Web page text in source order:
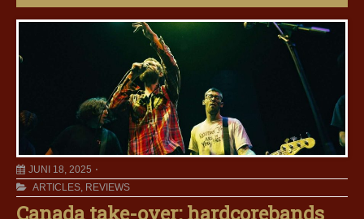
JUNI 18, 2025
ARTICLES, REVIEWS
Canada take-over: hardcorebands